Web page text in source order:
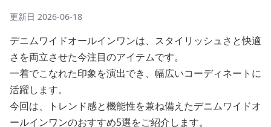
更新日 2026-06-18
デニムワイドオールインワンは、スタイリッシュさと快適
さを両立させた今注目のアイテムです。
一着でこなれた印象を演出でき、幅広いコーディネートに
活躍します。
今回は、トレンド感と機能性を兼ね備えたデニムワイドオ
ールインワンのおすすめ5選をご紹介します。